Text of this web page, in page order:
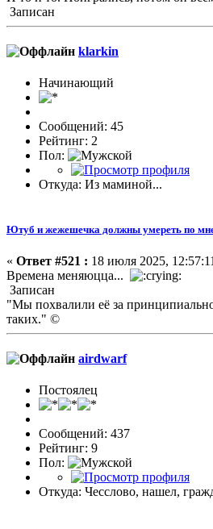
Записан
klarkin
Начинающий
Сообщений: 45
Рейтинг: 2
Пол:
Откуда: Из маминой...
Ютуб и жежешечка должны умереть по
« Ответ #521 : 18 июля 2025,
Времена меняюцца...
Записан
"Мы похвалили её за
таких." ©
airdwarf
Постоялец
Сообщений: 437
Рейтинг: 9
Пол:
Откуда: Чесслово, нашел,